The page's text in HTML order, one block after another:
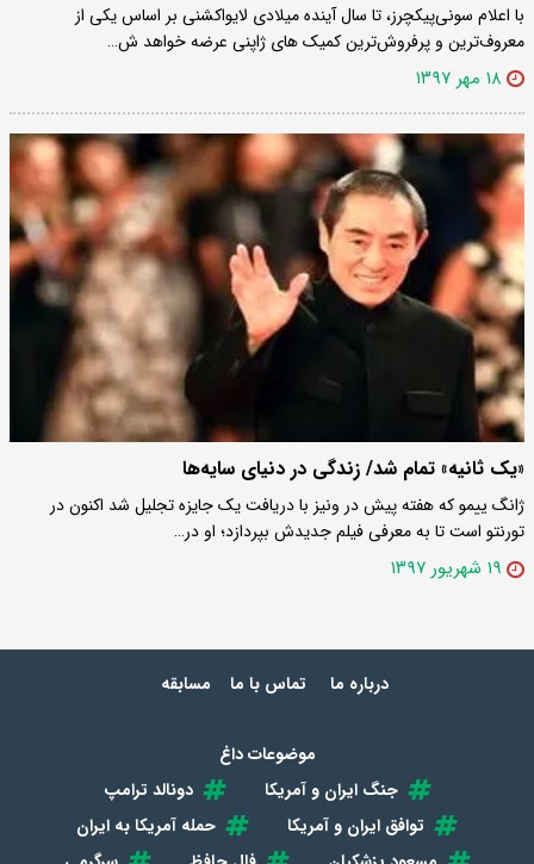
با اعلام سونی‌پیکچرز، تا سال آینده میلادی لایواکشنی بر اساس یکی از
معروف‌ترین و پرفروش‌ترین کمیک های ژاپنی عرضه خواهد ش…
۱۸ مهر ۱۳۹۷
«یک ثانیه» تمام شد/ زندگی در دنیای سایه‌ها
ژانگ ییمو که هفته پیش در ونیز با دریافت یک جایزه تجلیل شد اکنون در
تورنتو است تا به معرفی فیلم جدیدش بپردازد؛ او در…
۱۹ شهریور ۱۳۹۷
درباره ما تماس با ما مسابقه
موضوعات داغ
جنگ ایران و آمریکا
دونالد ترامپ
توافق ایران و آمریکا
حمله آمریکا به ایران